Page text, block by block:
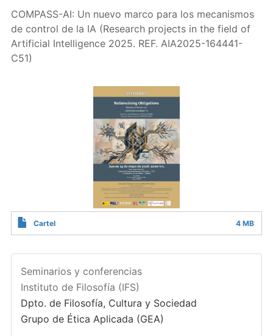
COMPASS-AI: Un nuevo marco para los mecanismos
de control de la IA (Research projects in the field of
Artificial Intelligence 2025. REF. AIA2025-164441-
C51)
Cartel 4 MB
Seminarios y conferencias
Instituto de Filosofía (IFS)
Dpto. de Filosofía, Cultura y Sociedad
Grupo de Ética Aplicada (GEA)